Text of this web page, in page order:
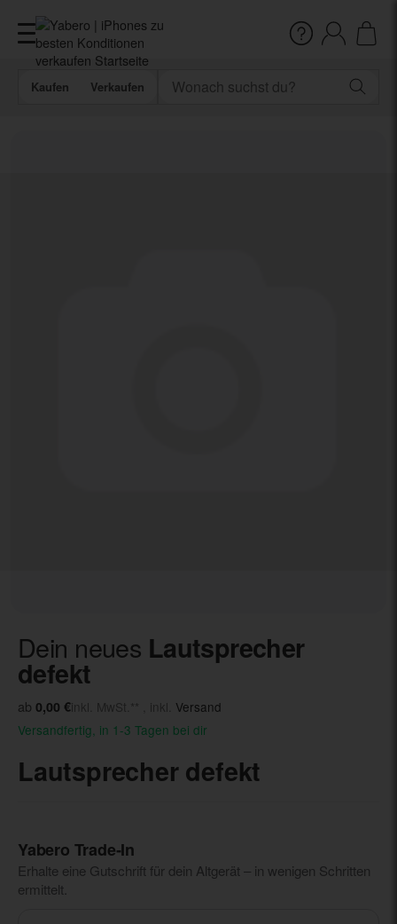
Kaufen Verkaufen
Dein neues Lautsprecher
defekt
ab 0,00 €inkl. MwSt.** , inkl. Versand
Versandfertig, in 1-3 Tagen bei dir
Lautsprecher defekt
Yabero Trade‑In
Erhalte eine Gutschrift für dein Altgerät – in wenigen Schritten
ermittelt.